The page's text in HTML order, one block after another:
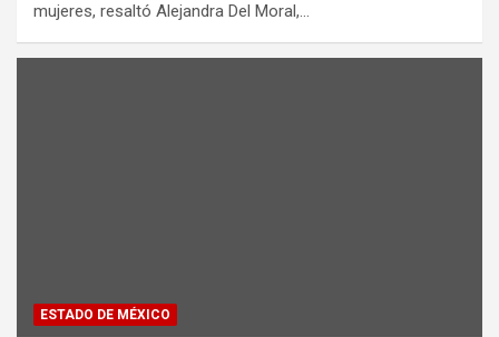
mujeres, resaltó Alejandra Del Moral,…
ESTADO DE MÉXICO